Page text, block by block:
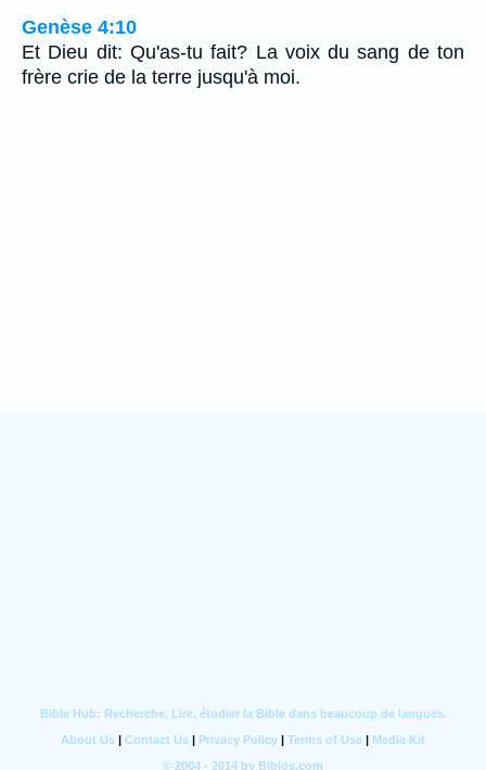
Genèse 4:10
Et Dieu dit: Qu'as-tu fait? La voix du sang de ton
frère crie de la terre jusqu'à moi.